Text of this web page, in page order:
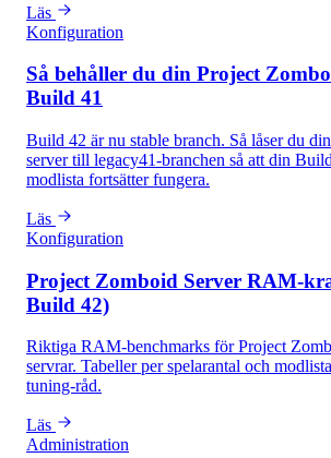
Läs
Konfiguration
Så behåller du din Project
Build 41
Build 42 är nu stable branch. Så låser du
server till legacy41-branchen så att din
modlista fortsätter fungera.
Läs
Konfiguration
Project Zomboid Server RAM-
Build 42)
Riktiga RAM-benchmarks för Project
servrar. Tabeller per spelarantal och
tuning-råd.
Läs
Administration